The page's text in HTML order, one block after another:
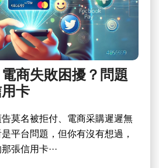
商失敗困擾？問題
卡
莫名被拒付、電商采購遲遲無
平台問題，但你有沒有想過，
張信用卡···